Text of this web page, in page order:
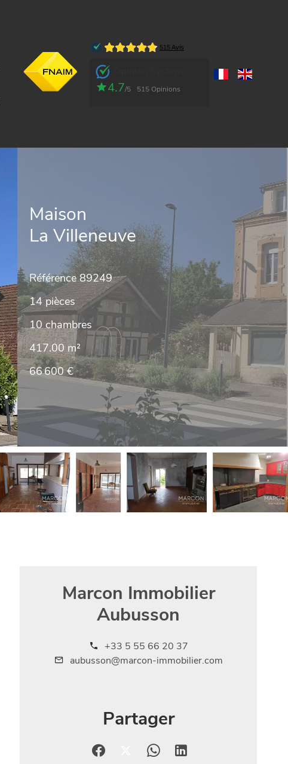
4.7/5 515 Opinions
Maison
La Villeneuve
Référence89249
14 pièces
10 chambres
417.00m²
66 600 €
Marcon Immobilier
Aubusson
+33 5 55 66 20 37
aubusson@marcon-immobilier.com
Partager